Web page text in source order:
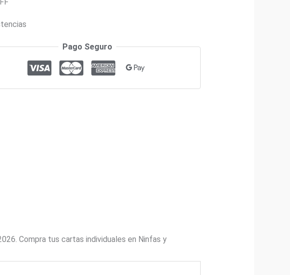
Pago Seguro
Compra tus cartas individuales en Ninfas y